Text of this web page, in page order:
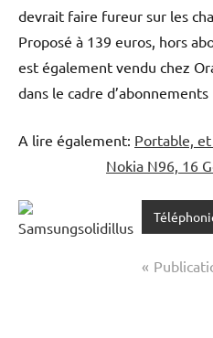
devrait faire fureur sur les
Proposé à 139 euros, hors
est également vendu chez
dans le cadre
A lire également: Portable,
Nokia N96, 16